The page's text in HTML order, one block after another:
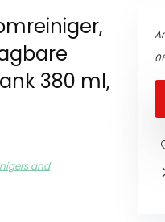
380 ml,
and